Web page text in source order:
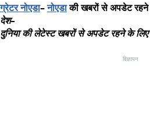
ग्रेटरनोएडा–नोएडाकीखबरोंसेअपडेटरहने
देश–
दुनिया की लेटेस्ट खबरों से अपडेट रहने के लिए
विज्ञापन